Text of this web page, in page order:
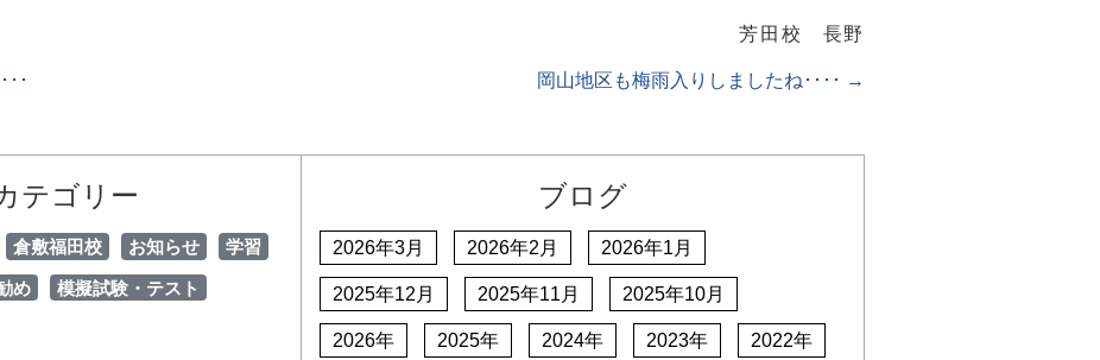
芳田校 長野
･･ 岡山地区も梅雨入りしましたね････ →
テゴリー
倉敷福田校 お知らせ 学習
め 模擬試験・テスト
ブログ
2026年3月 2026年2月 2026年1月
2025年12月 2025年11月 2025年10月
2026年 2025年 2024年 2023年 2022年